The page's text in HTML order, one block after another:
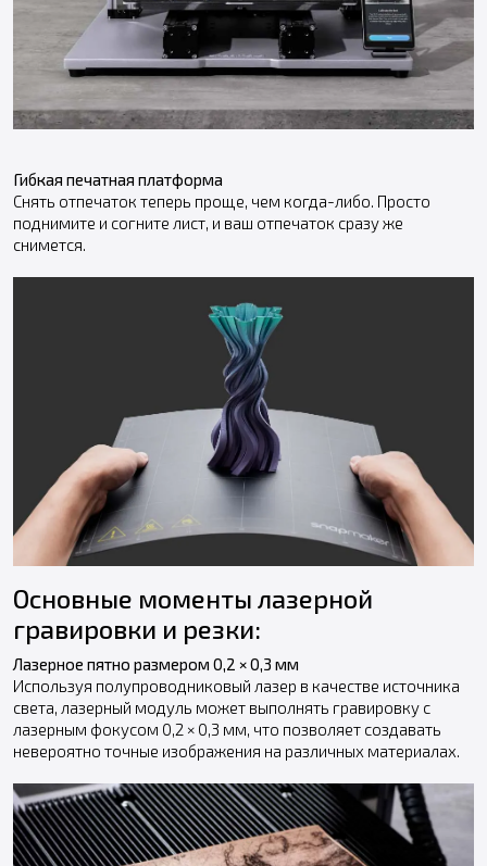
Гибкая печатная платформа
Снять отпечаток теперь проще, чем когда-либо. Просто
поднимите и согните лист, и ваш отпечаток сразу же
снимется.
Основные моменты лазерной
гравировки и резки:
Лазерное пятно размером 0,2 × 0,3 мм
Используя полупроводниковый лазер в качестве источника
света, лазерный модуль может выполнять гравировку с
лазерным фокусом 0,2 × 0,3 мм, что позволяет создавать
невероятно точные изображения на различных материалах.